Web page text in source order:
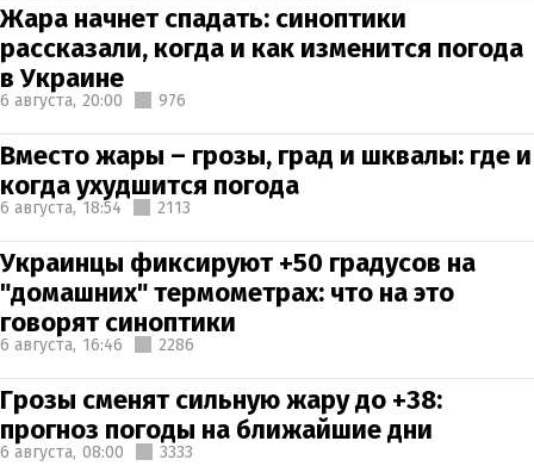
Жара начнет спадать: синоптики
рассказали, когда и как изменится погода
в Украине
6 августа, 20:00 976
Вместо жары – грозы, град и шквалы: где и
когда ухудшится погода
6 августа, 18:54 2113
Украинцы фиксируют +50 градусов на
"домашних" термометрах: что на это
говорят синоптики
6 августа, 16:46 2286
Грозы сменят сильную жару до +38:
прогноз погоды на ближайшие дни
6 августа, 08:00 3333